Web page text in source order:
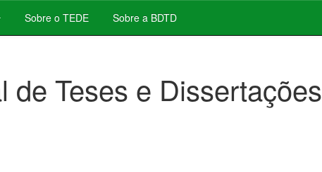
Sobre o TEDE Sobre a BDTD
de Teses e Dissertações